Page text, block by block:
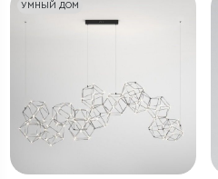
УМНЫЙ ДОМ